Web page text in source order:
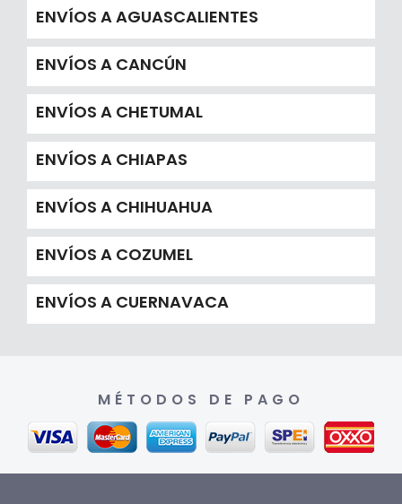
ENVÍOS A AGUASCALIENTES
ENVÍOS A CANCÚN
ENVÍOS A CHETUMAL
ENVÍOS A CHIAPAS
ENVÍOS A CHIHUAHUA
ENVÍOS A COZUMEL
ENVÍOS A CUERNAVACA
MÉTODOS DE PAGO